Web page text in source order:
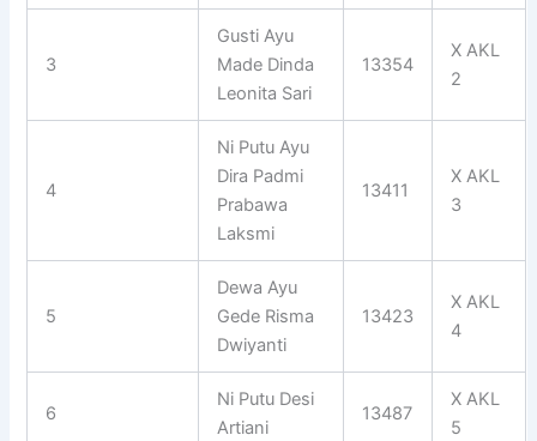
3
Gusti Ayu
Made Dinda
Leonita Sari
13354
X AKL
2
4
Ni Putu Ayu
Dira Padmi
Prabawa
Laksmi
13411
X AKL
3
5
Dewa Ayu
Gede Risma
Dwiyanti
13423
X AKL
4
6
Ni Putu Desi
Artiani
13487
X AKL
5